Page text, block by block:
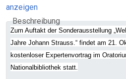
anzeigen
Beschreibung
Zum Auftakt der Sonderausstellung
Jahre Johann Strauss.“ findet am 21.
kostenloser Expertenvortrag im
Nationalbibliothek statt.